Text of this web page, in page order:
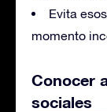
Evita
momento
Conocer
sociales